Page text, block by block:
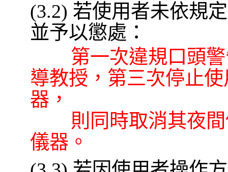
(3.2) 若使用者未依規
並予以懲處：
第一次違規口頭
導教授，第三次停止
器，
則同時取消其夜間
儀器。